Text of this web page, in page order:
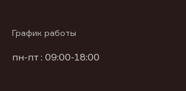
График работы
пн-пт : 09:00-18:00